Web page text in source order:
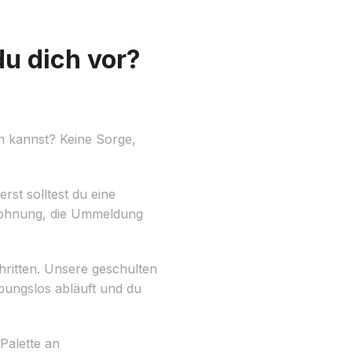
dich vor?
Keine Sorge,
solltest du eine
die Ummeldung
Unsere geschulten
abläuft und du
an